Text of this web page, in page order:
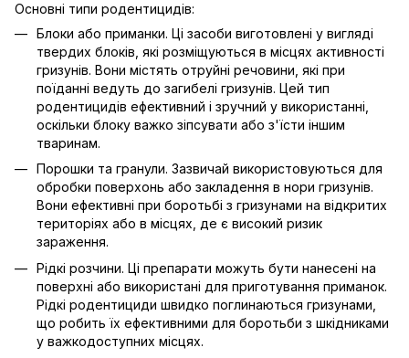
Основні типи родентицидів:
Блоки або приманки. Ці засоби виготовлені у вигляді
твердих блоків, які розміщуються в місцях активності
гризунів. Вони містять отруйні речовини, які при
поїданні ведуть до загибелі гризунів. Цей тип
родентицидів ефективний і зручний у використанні,
оскільки блоку важко зіпсувати або з'їсти іншим
тваринам.
Порошки та гранули. Зазвичай використовуються для
обробки поверхонь або закладення в нори гризунів.
Вони ефективні при боротьбі з гризунами на відкритих
територіях або в місцях, де є високий ризик
зараження.
Рідкі розчини. Ці препарати можуть бути нанесені на
поверхні або використані для приготування приманок.
Рідкі родентициди швидко поглинаються гризунами,
що робить їх ефективними для боротьби з шкідниками
у важкодоступних місцях.